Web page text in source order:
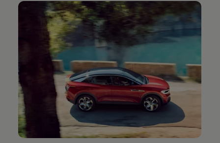
-> REACH
-> Declarations of conformity
-> Action de rappel des moteurs diesel EA189
-> Informations sur les pneumatiques
-> Garantie
-> WLTP
-> Mises à jour logicielles
ID. Mise à jour du logiciel
Mise à jour GPS
Mises à jour logicielles pour véhicules
-> Rappel de sécurité des airbags Takata
-> Payez votre parking
Innovations Volkswagen
Options numériques
Connecter un téléphone mobile au véhicule
Trouver des services pour votre modèle